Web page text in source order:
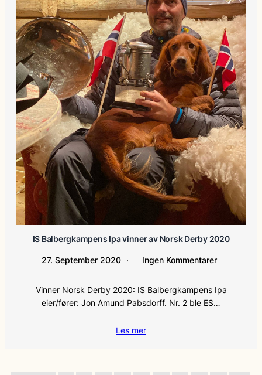
IS Balbergkampens Ipa vinner av Norsk Derby 2020
27. September 2020 Ingen Kommentarer
Vinner Norsk Derby 2020: IS Balbergkampens Ipa
eier/fører: Jon Amund Pabsdorff. Nr. 2 ble ES…
Les mer